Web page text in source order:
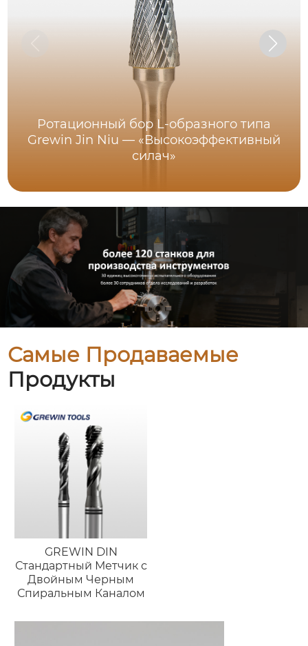
Ротационный бор L-образного типа
Grewin Jin Niu — «Высокоэффективный
силач»
Самые Продаваемые
Продукты
GREWIN DIN
Стандартный Метчик с
Двойным Черным
Спиральным Каналом